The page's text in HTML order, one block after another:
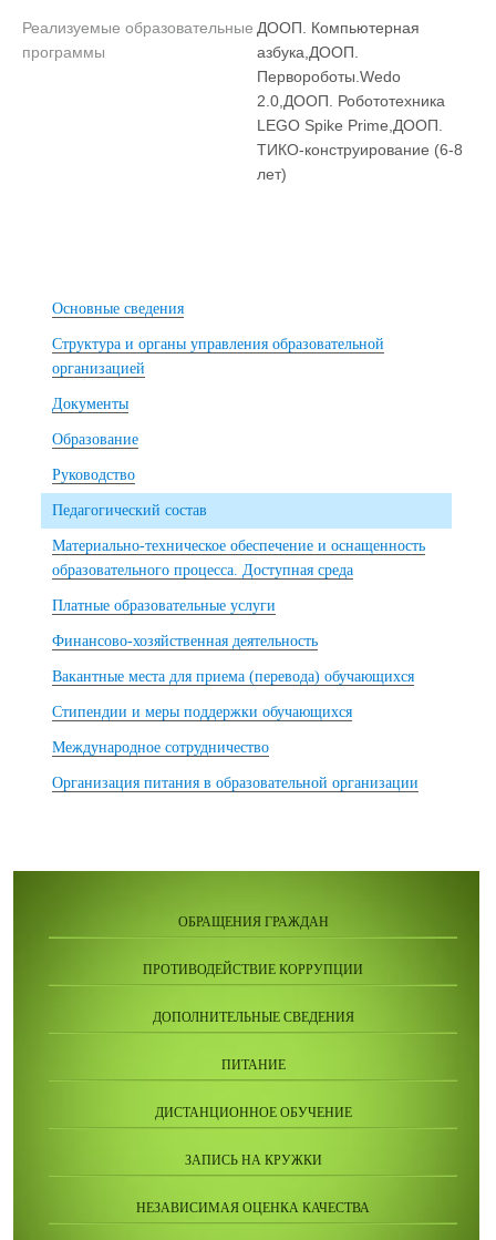
Реализуемые образовательные
программы
ДООП. Компьютерная
азбука,ДООП.
Первороботы.Wedo
2.0,ДООП. Робототехника
LEGO Spike Prime,ДООП.
ТИКО-конструирование (6-8
лет)
Основные сведения
Структура и органы управления образовательной
организацией
Документы
Образование
Руководство
Педагогический состав
Материально-техническое обеспечение и оснащенность
образовательного процесса. Доступная среда
Платные образовательные услуги
Финансово-хозяйственная деятельность
Вакантные места для приема (перевода) обучающихся
Стипендии и меры поддержки обучающихся
Международное сотрудничество
Организация питания в образовательной организации
ОБРАЩЕНИЯ ГРАЖДАН
ПРОТИВОДЕЙСТВИЕ КОРРУПЦИИ
ДОПОЛНИТЕЛЬНЫЕ СВЕДЕНИЯ
ПИТАНИЕ
ДИСТАНЦИОННОЕ ОБУЧЕНИЕ
ЗАПИСЬ НА КРУЖКИ
НЕЗАВИСИМАЯ ОЦЕНКА КАЧЕСТВА